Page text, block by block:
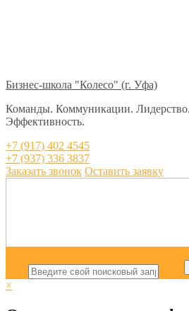
Бизнес-школа "Колесо" (г. Уфа)
Команды. Коммуникации.
Эффективность.
+7 (917) 402 4545
+7 (937) 336 3837
Заказать звонок Оставить заявку
×